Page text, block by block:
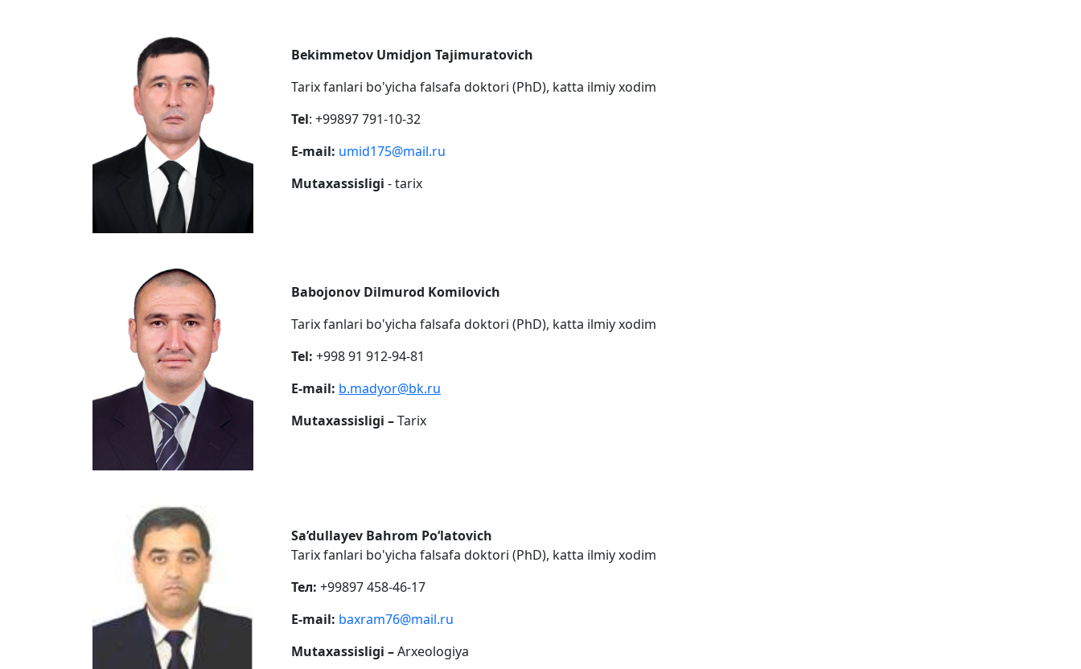
Bekimmetov Umidjon Tajimuratovich
Tarix fanlari bo'yicha falsafa doktori (PhD), katta ilmiy xodim
Tel: +99897 791-10-32
E-mail: umid175@mail.ru
Mutaxassisligi - tarix
Babojonov Dilmurod Komilovich
Tarix fanlari bo'yicha falsafa doktori (PhD), katta ilmiy xodim
Tel: +998 91 912-94-81
E-mail: b.madyor@bk.ru
Mutaxassisligi –Tarix
Sa’dullayev Bahrom Poʻlatovich
Tarix fanlari bo'yicha falsafa doktori (PhD), katta ilmiy xodim
Тел: +99897 458-46-17
E-mail: baxram76@mail.ru
Mutaxassisligi –Arxeologiya